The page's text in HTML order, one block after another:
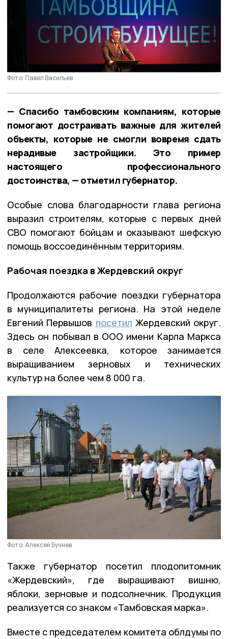
Фото: Павел Васильев
— Спасибо тамбовским компаниям, которые
помогают достраивать важные для жителей
объекты, которые не смогли вовремя сдать
нерадивые застройщики. Это пример
настоящего профессионального
достоинства, — отметил губернатор.
Особые слова благодарности глава региона
выразил строителям, которые с первых дней
СВО помогают бойцам и оказывают шефскую
помощь воссоединённым территориям.
Рабочая поездка в Жердевский округ
Продолжаются рабочие поездки губернатора
в муниципалитеты региона. На этой неделе
Евгений Первышов посетил Жердевский округ.
Здесь он побывал в ООО имени Карла Маркса
в селе Алексеевка, которое занимается
выращиванием зерновых и технических
культур на более чем 8 000 га.
Фото: Алексей Бучнев
Также губернатор посетил плодопитомник
«Жердевский», где выращивают вишню,
яблоки, зерновые и подсолнечник. Продукция
реализуется со знаком «Тамбовская марка».
Вместе с председателем комитета облдумы по